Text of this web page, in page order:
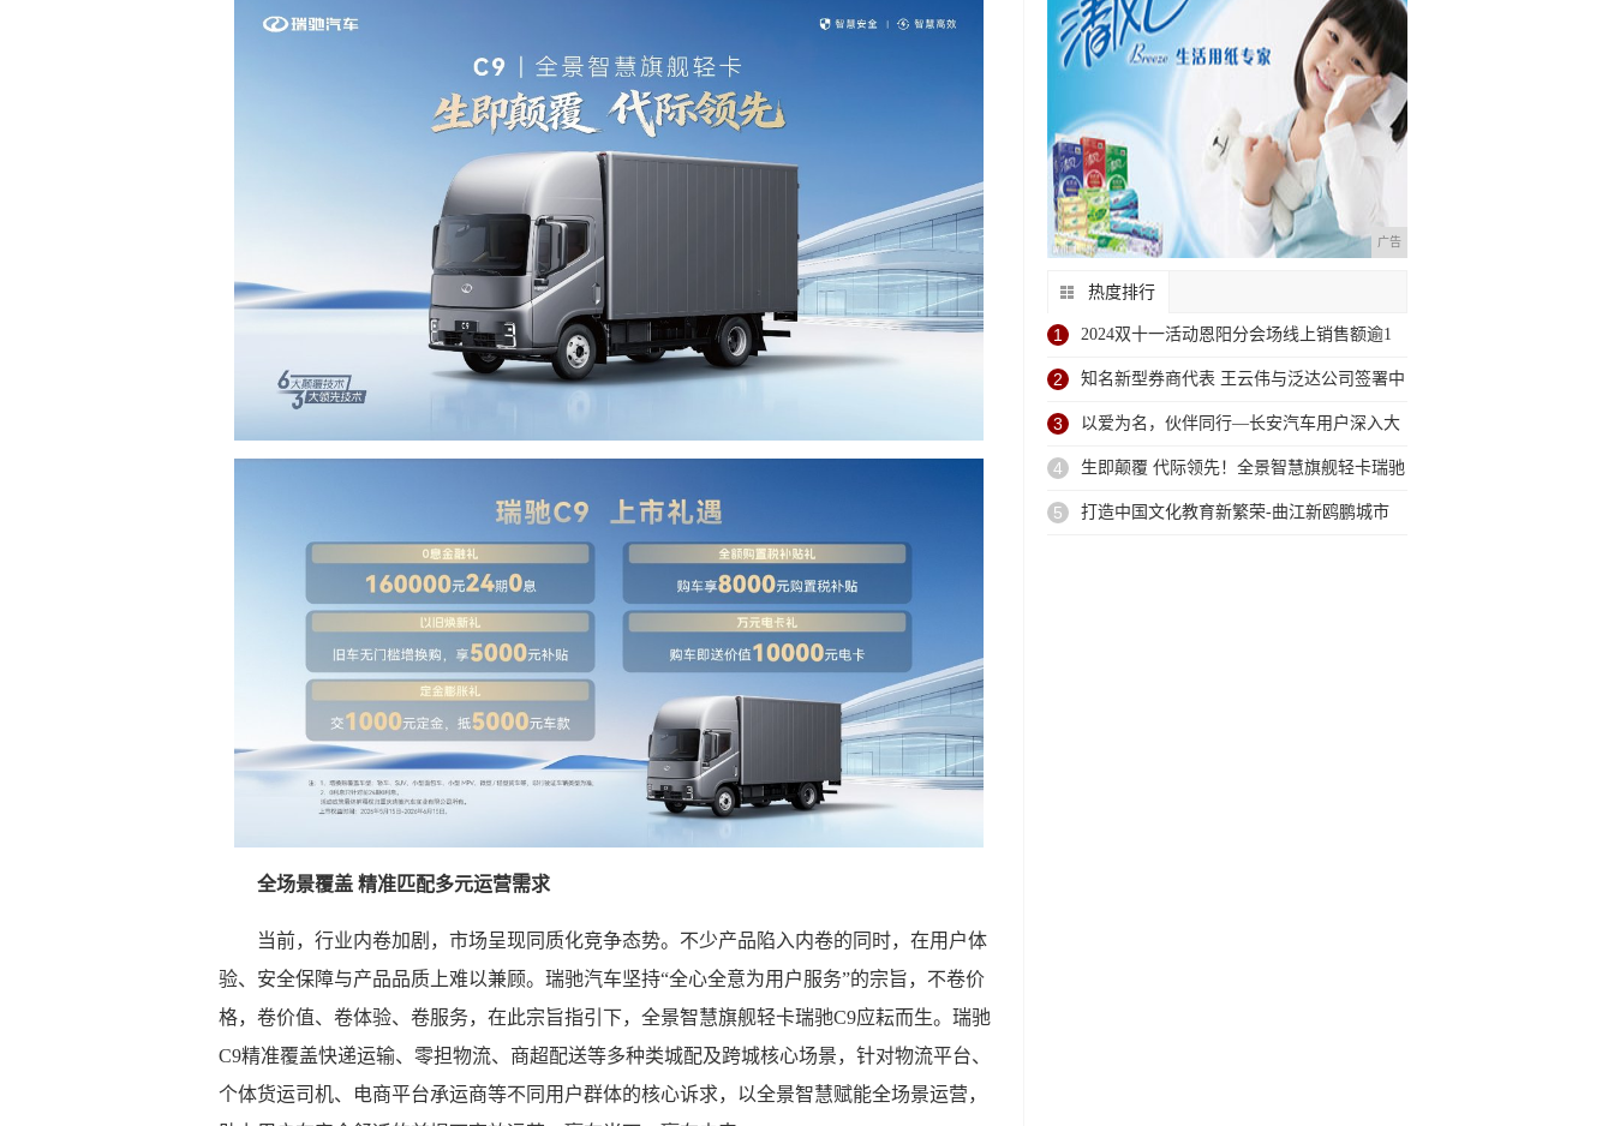
全场景覆盖 精准匹配多元运营需求
当前，行业内卷加剧，市场呈现同质化竞争态势。不少产品陷入内卷的同时，在用户体
验、安全保障与产品品质上难以兼顾。瑞驰汽车坚持“全心全意为用户服务”的宗旨，不卷价
格，卷价值、卷体验、卷服务，在此宗旨指引下，全景智慧旗舰轻卡瑞驰C9应耘而生。瑞驰
C9精准覆盖快递运输、零担物流、商超配送等多种类城配及跨城核心场景，针对物流平台、
个体货运司机、电商平台承运商等不同用户群体的核心诉求，以全景智慧赋能全场景运营，
广告
热度排行
1 2024双十一活动恩阳分会场线上销售额逾1
2 知名新型券商代表 王云伟与泛达公司签署中
国
3 以爱为名，伙伴同行—长安汽车用户深入大
山开
4 生即颠覆 代际领先！全景智慧旗舰轻卡瑞驰
C
5 打造中国文化教育新繁荣-曲江新鸥鹏城市